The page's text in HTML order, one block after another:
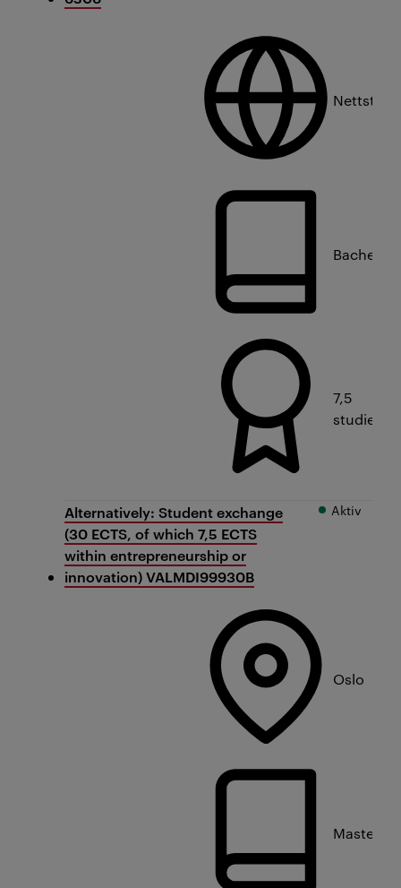
7,5
Alternatively: Student exchange
(30 ECTS, of which 7,5 ECTS
within entrepreneurship or
innovation) VALMDI99930B
Oslo
Aktiv